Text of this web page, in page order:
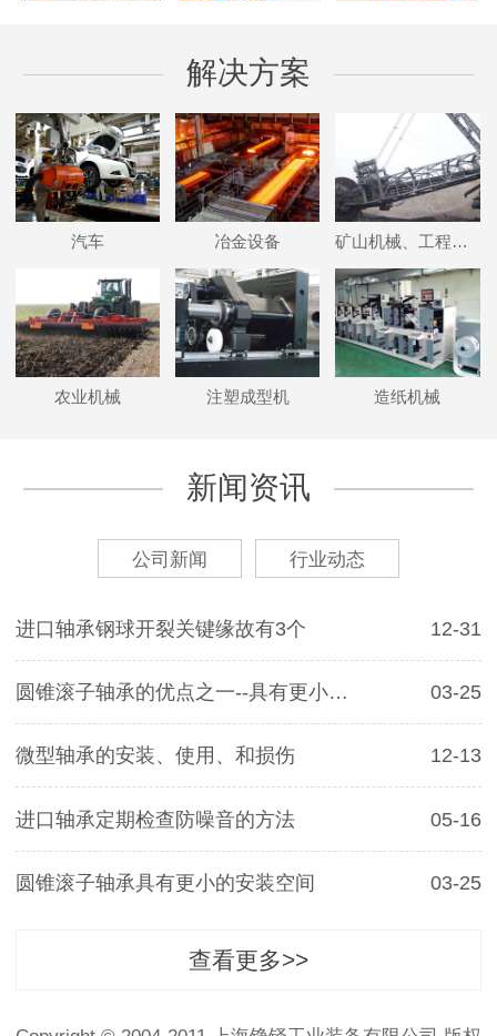
解决方案
汽车 冶金设备 矿山机械、工程机械
农业机械 注塑成型机 造纸机械
新闻资讯
公司新闻 行业动态
进口轴承钢球开裂关键缘故有3个 12-31
圆锥滚子轴承的优点之一--具有更小的安装空间 03-25
微型轴承的安装、使用、和损伤 12-13
进口轴承定期检查防噪音的方法 05-16
圆锥滚子轴承具有更小的安装空间 03-25
查看更多>>